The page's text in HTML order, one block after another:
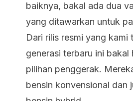
baiknya, bakal ada dua
yang ditawarkan untuk
Dari rilis resmi yang kami
generasi terbaru ini bakal
pilihan penggerak.
bensin konvensional dan